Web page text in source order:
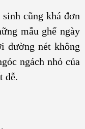
cũng khá đơn
mẫu ghế ngày
đường nét không
ngách nhỏ của
dễ.